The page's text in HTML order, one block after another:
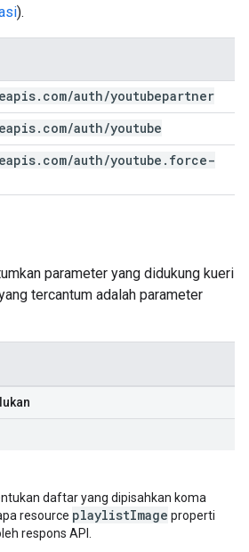
).
. com/auth/youtubepartner
. com/auth/youtube
. com/auth/youtube . force-
parameter yang didukung kueri
tercantum adalah parameter
daftar yang dipisahkan koma
resource playlistImage properti
respons API.